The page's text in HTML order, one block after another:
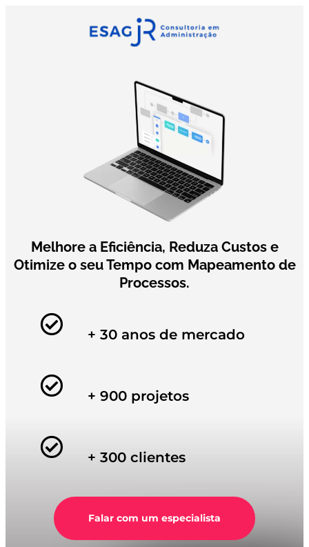
Melhore a Eficiência, Reduza Custose
Otimize o seuTempocom Mapeamento de
Processos.
+ 30 anos de mercado
+ 900 projetos
+ 300 clientes
Falar com um especialista